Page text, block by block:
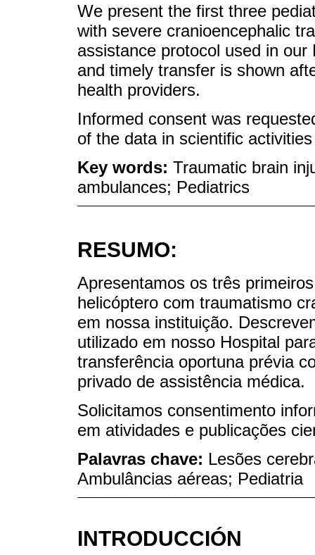
We present the first three
with severe cranioencephalic
assistance protocol used in
and timely transfer is shown
health providers.
Informed consent was
of the data in scientific
Key words: Traumatic brain
ambulances; Pediatrics
RESUMO:
Apresentamos os três
helicóptero com traumatismo
em nossa instituição.
utilizado em nosso Hospital
transferência oportuna prévia
privado de assistência médica.
Solicitamos consentimento
em atividades e publicações
Palavras chave: Lesões
Ambulâncias aéreas; Pediatria
INTRODUCCIÓN